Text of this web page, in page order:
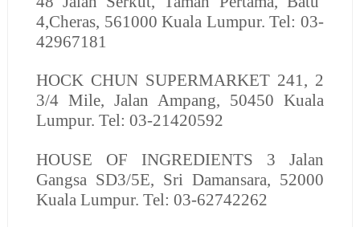
4,Cheras, 561000 Kuala Lumpur. Tel: 03-
42967181
HOCK CHUN SUPERMARKET 241, 2
3/4 Mile, Jalan Ampang, 50450 Kuala
Lumpur. Tel: 03-21420592
HOUSE OF INGREDIENTS 3 Jalan
Gangsa SD3/5E, Sri Damansara, 52000
Kuala Lumpur. Tel: 03-62742262